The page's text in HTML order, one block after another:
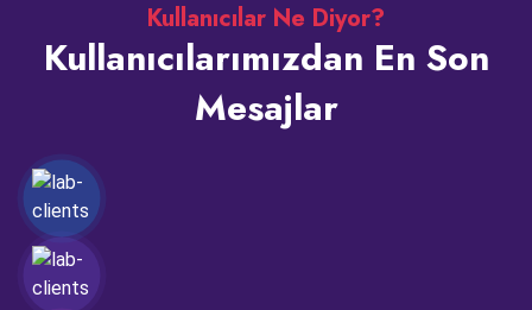
Kullanıcılar Ne Diyor?
Kullanıcılarımızdan En Son
Mesajlar